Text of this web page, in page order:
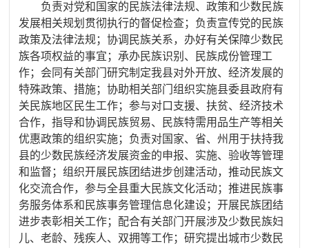
负责对党和国家的民族法律法规、政策和少数民族
发展相关规划贯彻执行的督促检查；负责宣传党的民族
政策及法律法规；协调民族关系，办好有关保障少数民
族各项权益的事宜；承办民族识别、民族成份管理工
作；会同有关部门研究制定我县对外开放、经济发展的
特殊政策、措施；协助相关部门组织实施县委县政府有
关民族地区民生工作；参与对口支援、扶贫、经济技术
合作，指导和协调民族贸易、民族特需用品生产等相关
优惠政策的组织实施；负责对国家、省、州用于扶持我
县的少数民族经济发展资金的申报、实施、验收等管理
和监督；组织开展民族团结进步创建活动，推动民族文
化交流合作，参与全县重大民族文化活动；推进民族事
务服务体系和民族事务管理信息化建设；开展民族团结
进步表彰相关工作；配合有关部门开展涉及少数民族妇
儿、老龄、残疾人、双拥等工作；研究提出城市少数民